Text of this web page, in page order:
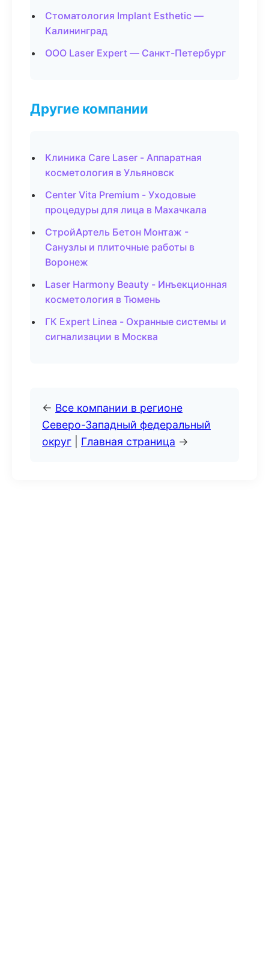
Стоматология Implant Esthetic —
Калининград
ООО Laser Expert — Санкт-Петербург
Другие компании
Клиника Care Laser - Аппаратная
косметология в Ульяновск
Center Vita Premium - Уходовые
процедуры для лица в Махачкала
СтройАртель Бетон Монтаж -
Санузлы и плиточные работы в
Воронеж
Laser Harmony Beauty - Инъекционная
косметология в Тюмень
ГК Expert Linea - Охранные системы и
сигнализации в Москва
← Все компании в регионе
Северо-Западный федеральный
округ
Главная страница →